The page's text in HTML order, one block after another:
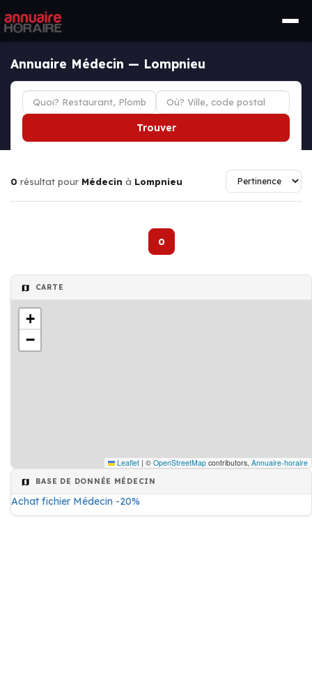
Annuaire Médecin — Lompnieu
Trouver
0 résultat pour Médecin à Lompnieu
0
CARTE
+
−
Leaflet | © OpenStreetMap contributors, Annuaire-horaire
BASE DE DONNÉE MÉDECIN
Achat fichier Médecin -20%